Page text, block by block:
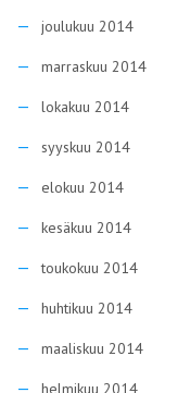
toukokuu 2014
huhtikuu 2014
maaliskuu 2014
helmikuu 2014
tammikuu 2014
joulukuu 2013
marraskuu 2013
lokakuu 2013
syyskuu 2013